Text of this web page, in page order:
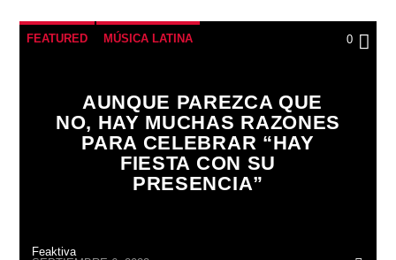
FEATURED MÚSICA LATINA 0
AUNQUE PAREZCA QUE
NO, HAY MUCHAS RAZONES
PARA CELEBRAR “HAY
FIESTA CON SU
PRESENCIA”
Feaktiva